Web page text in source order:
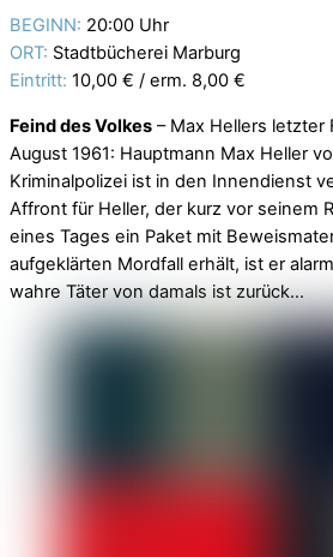
BEGINN: 20:00 Uhr
ORT: Stadtbücherei Marburg
Eintritt: 10,00 € / erm. 8,00 €
Feind des Volkes – Max Hellers letzter
August 1961: Hauptmann Max Heller
Kriminalpolizei ist in den Innendienst
Affront für Heller, der kurz vor seinem
eines Tages ein Paket mit
aufgeklärten Mordfall erhält, ist er
wahre Täter von damals ist zurück…